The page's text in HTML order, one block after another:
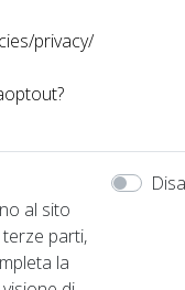
privacy/
al sito
parti,
la